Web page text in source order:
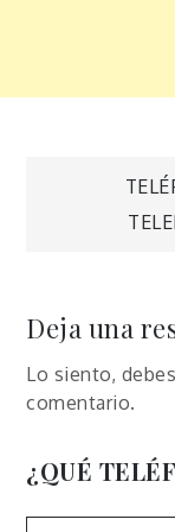
Deja una
Lo siento,
comentario.
¿QUÉ